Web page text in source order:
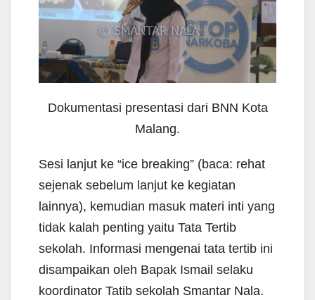
Dokumentasi presentasi dari BNN Kota
Malang.
Sesi lanjut ke “ice breaking” (baca: rehat
sejenak sebelum lanjut ke kegiatan
lainnya), kemudian masuk materi inti yang
tidak kalah penting yaitu Tata Tertib
sekolah. Informasi mengenai tata tertib ini
disampaikan oleh Bapak Ismail selaku
koordinator Tatib sekolah Smantar Nala.